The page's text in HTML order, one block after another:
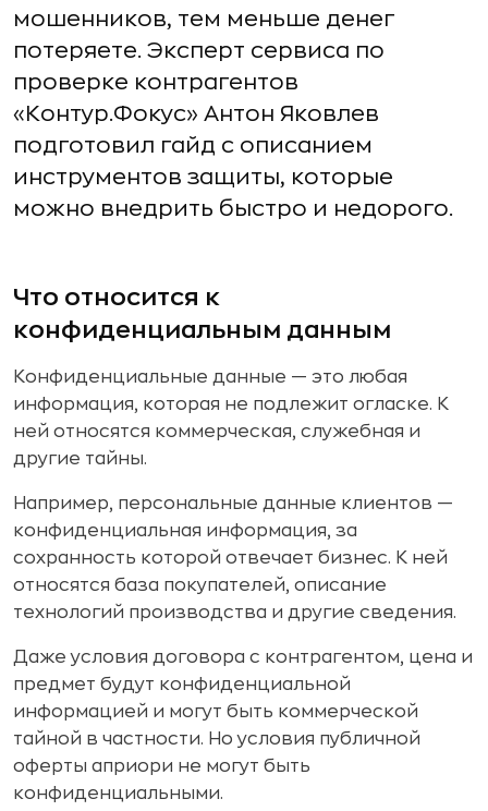
мошенников, тем меньше денег
потеряете. Эксперт сервиса по
проверке контрагентов
«Контур.Фокус» Антон Яковлев
подготовил гайд с описанием
инструментов защиты, которые
можно внедрить быстро и недорого.
Что относится к
конфиденциальным данным
Конфиденциальные данные — это любая
информация, которая не подлежит огласке. К
ней относятся коммерческая, служебная и
другие тайны.
Например, персональные данные клиентов —
конфиденциальная информация, за
сохранность которой отвечает бизнес. К ней
относятся база покупателей, описание
технологий производства и другие сведения.
Даже условия договора с контрагентом, цена и
предмет будут конфиденциальной
информацией и могут быть коммерческой
тайной в частности. Но условия публичной
оферты априори не могут быть
конфиденциальными.